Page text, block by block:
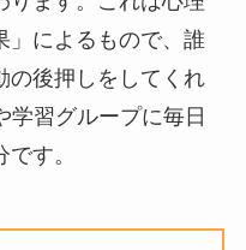
」によるもので、誰
の後押しをしてくれ
学習グループに毎日
す。